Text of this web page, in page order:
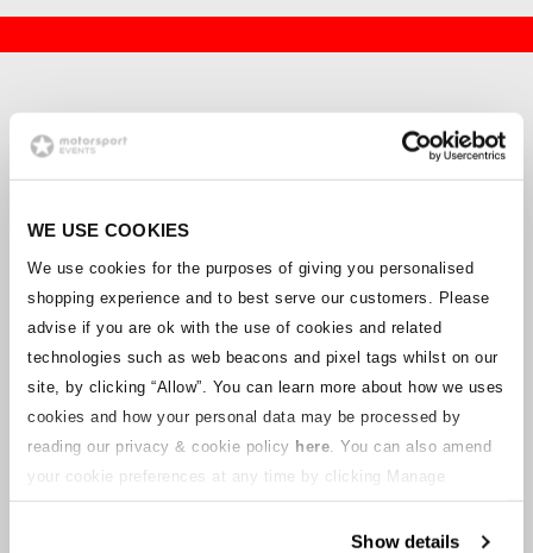
WE USE COOKIES
We use cookies for the purposes of giving you personalised
shopping experience and to best serve our customers. Please
advise if you are ok with the use of cookies and related
technologies such as web beacons and pixel tags whilst on our
site, by clicking “Allow”. You can learn more about how we uses
cookies and how your personal data may be processed by
reading our privacy & cookie policy here . You can also amend
your cookie preferences at any time by clicking Manage
Cookies in the footer of this site.
Show details
WAS UNS ANTREIBT
Alles, was wir tun, ist für die Fans und wird
Wir glauben, dass nichts dem Gefühl nahe
kommt, bei einem Rennen live dabei zu sein
und die Action so zu sehen, wie sie passiert,
während man von der Begeisterung anderer
Nervenkitzel-Sucher umgeben ist. Wir
wollen den Live-Motorsport weiterhin
zugänglicher machen und dieses Gefühl mit
Fans aller Art teilen, alt und neu, weit und
breit.
Neben unserer Schwestermarke
Motorsport-Reiseziele, Unser Team
konzentriert sich darauf, sicherzustellen,
dass unsere Website immer über die